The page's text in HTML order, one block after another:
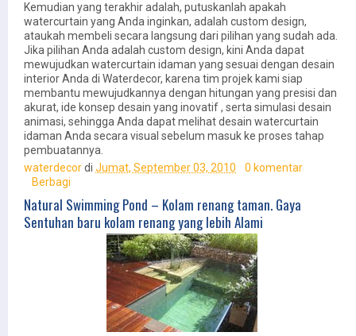
Kemudian yang terakhir adalah, putuskanlah apakah
watercurtain yang Anda inginkan, adalah custom design,
ataukah membeli secara langsung dari pilihan yang sudah ada.
Jika pilihan Anda adalah custom design, kini Anda dapat
mewujudkan watercurtain idaman yang sesuai dengan desain
interior Anda di Waterdecor, karena tim projek kami siap
membantu mewujudkannya dengan hitungan yang presisi dan
akurat, ide konsep desain yang inovatif , serta simulasi desain
animasi, sehingga Anda dapat melihat desain watercurtain
idaman Anda secara visual sebelum masuk ke proses tahap
pembuatannya.
waterdecordi Jumat, September 03, 2010
0 komentar
Berbagi
Natural Swimming Pond – Kolam renang taman. Gaya
Sentuhan baru kolam renang yang lebih Alami